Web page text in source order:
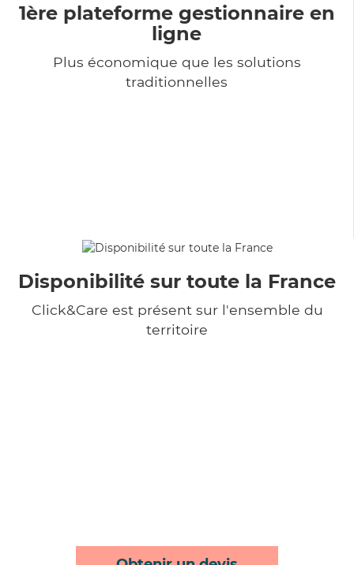
1ère plateforme gestionnaire en
ligne
Plus économique que les solutions
traditionnelles
Disponibilité sur toute la France
Click&Care est présent sur l'ensemble du
territoire